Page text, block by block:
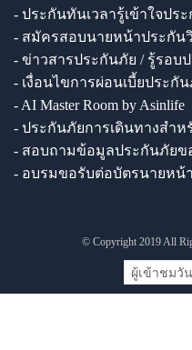
- ประกันทันเวลารู้เข้าใจปร
- สมัครสอบนายหน้าประกัน
- ข่าวสารประกันภัย / รู้รอบ
- เงื่อนไขการผ่อนเบี้ยประกัน
- AI Master Room by Asinlife
- ประกันภัยการเดินทางสำ
- สอบถามข้อมูลประกันภัยข
- อบรมขอรับต่อบัตรนายหน้
© Copyright 2019 All
ผู้เข้าชมวั